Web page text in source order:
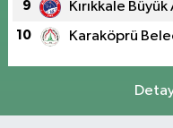
9 Kırıkkale
10 Karaköprü